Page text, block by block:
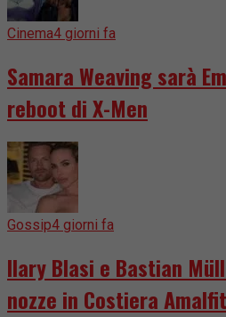
Cinema4 giorni fa
Samara Weaving sarà
reboot di X-Men
Gossip4 giorni fa
Ilary Blasi e Bastian
nozze in Costiera